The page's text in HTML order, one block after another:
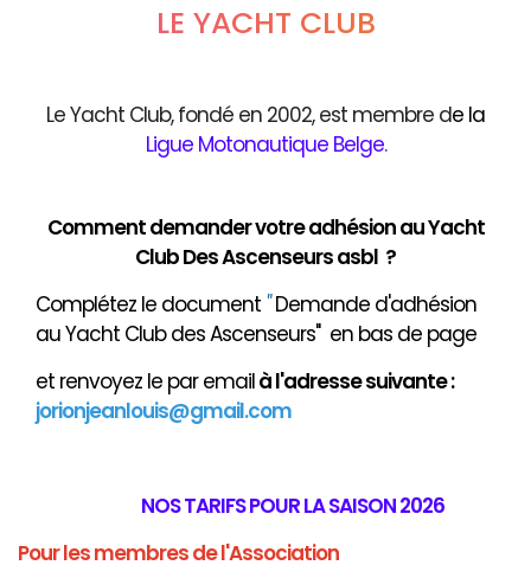
LE YACHT CLUB
Le Yacht Club, fondé en 2002, est membre de la
Ligue Motonautique Belge.
Comment demander votre adhésion au Yacht
Club Des Ascenseurs asbl ?
Complétez le document "Demande d'adhésion
au Yacht Club des Ascenseurs" en bas de page
et renvoyez le par emailàl'adresse suivante :
jorionjeanlouis@gmail.com
NOS TARIFS POUR LA SAISON 2026
Pour les membres de l'Association